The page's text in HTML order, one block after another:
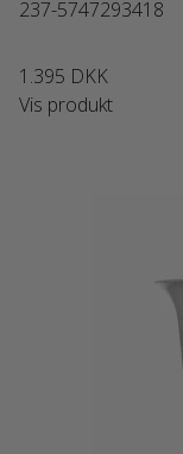
237-5747293418
1.395 DKK
Vis produkt